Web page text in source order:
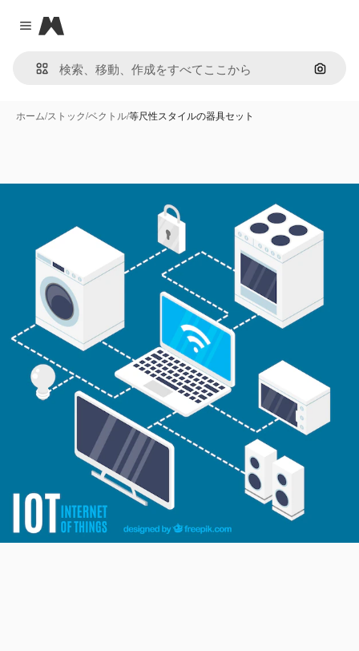
Close menu
Magnific
画像で
ホーム/ストック/ベクトル/等尺性スタイルの器具セット